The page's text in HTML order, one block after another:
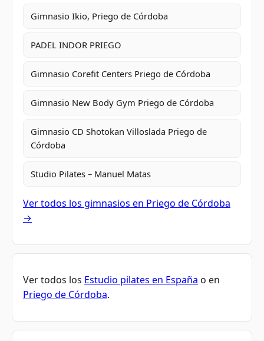
Gimnasio Ikio, Priego de Córdoba
PADEL INDOR PRIEGO
Gimnasio Corefit Centers Priego de Córdoba
Gimnasio New Body Gym Priego de Córdoba
Gimnasio CD Shotokan Villoslada Priego de
Córdoba
Studio Pilates – Manuel Matas
Ver todos los gimnasios en Priego de Córdoba
→
Ver todos los Estudio pilates en España o en
Priego de Córdoba.